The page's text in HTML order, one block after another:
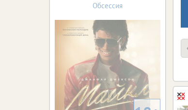
Обсессия